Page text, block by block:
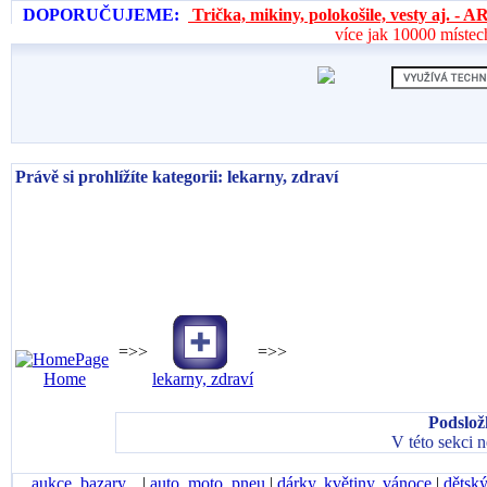
DOPORUČUJEME:
Trička, mikiny, polokošile, vesty aj. -
více jak 10000
Právě si prohlížíte kategorii: lekarny, zdraví
Home
=>>
lekarny, zdraví
=>>
V této sekci
aukce, bazary... | auto, moto, pneu | dárky, květiny, vánoce|